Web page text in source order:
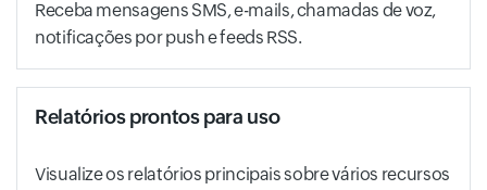
Receba mensagens SMS, e-mails, chamadas de voz,
notificações por push e feeds RSS.
Relatórios prontos para uso
Visualize os relatórios principais sobre vários recursos